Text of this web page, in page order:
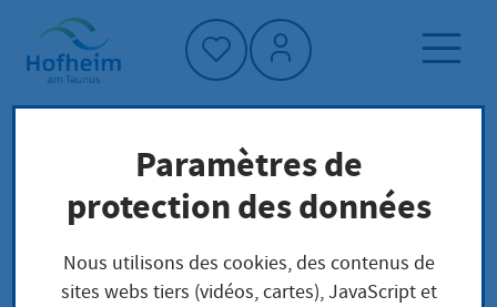
Accueil"
Page d'accueil
Politique et administration
services municipaux
Gebühren Wasserversorgung
Paramètres de
protection des données
Nous utilisons des cookies, des contenus de
sites webs tiers (vidéos, cartes), JavaScript et